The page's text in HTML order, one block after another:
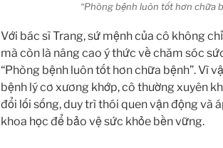
“Phòng bệnh luôn tốt hơn chữa
Với bác sĩ Trang, sứ mệnh của cô không
mà còn là nâng cao ý thức về chăm sóc
“Phòng bệnh luôn tốt hơn chữa bệnh”. Vì
bệnh lý cơ xương khớp, cô thường xuyên
đổi lối sống, duy trì thói quen vận động và
khoa học để bảo vệ sức khỏe bền vững.